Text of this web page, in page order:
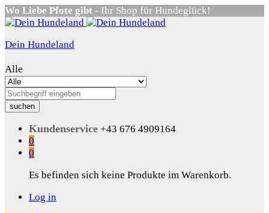
Wo Liebe Pfote gibt - Ihr Shop für Hundeglück!
Dein Hundeland
Alle
suchen
Kundenservice +43 676 4909164
0
0
Es befinden sich keine Produkte im Warenkorb.
Log in